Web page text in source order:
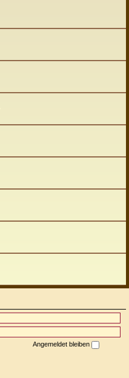
Angemeldet bleiben